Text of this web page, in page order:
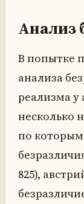
Анализ
В попытке
анализа
реализма у
несколько
по
825),